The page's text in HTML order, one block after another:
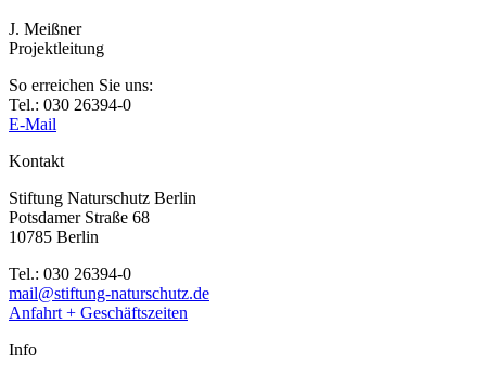
J. Meißner
Projektleitung
So erreichen Sie uns:
Tel.: 030 26394-0
E-Mail
Kontakt
Stiftung Naturschutz Berlin
Potsdamer Straße 68
10785 Berlin
Tel.: 030 26394-0
mail@stiftung-naturschutz.de
Anfahrt + Geschäftszeiten
Info